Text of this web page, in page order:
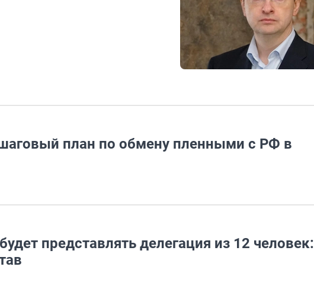
план по обмену пленными с РФ в
представлять делегация из 12 человек: